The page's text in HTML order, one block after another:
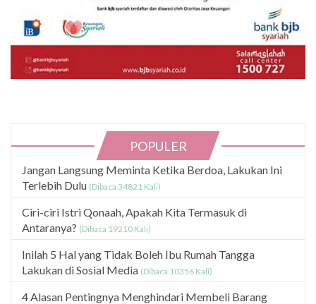
POPULER
Jangan Langsung Meminta Ketika Berdoa, Lakukan Ini
Terlebih Dulu (Dibaca 34821 Kali)
Ciri-ciri Istri Qonaah, Apakah Kita Termasuk di
Antaranya? (Dibaca 19210 Kali)
Inilah 5 Hal yang Tidak Boleh Ibu Rumah Tangga
Lakukan di Sosial Media (Dibaca 10356 Kali)
4 Alasan Pentingnya Menghindari Membeli Barang